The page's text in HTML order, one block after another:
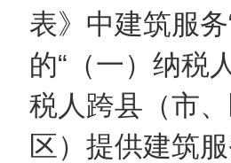
表》中建筑服
的“（一）纳税
税人跨县（市
区）提供建筑